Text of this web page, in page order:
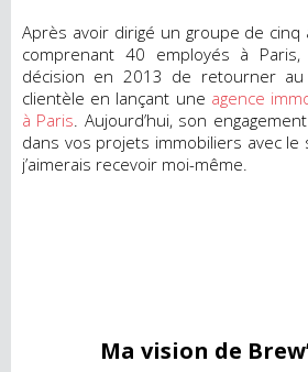
Après avoir dirigé un groupe de cinq
comprenant 40 employés à
décision en 2013 de retourner
clientèle en lançant une agence
à Paris . Aujourd’hui, son
dans vos projets immobiliers avec le
j’aimerais recevoir moi-même.
Ma vision de